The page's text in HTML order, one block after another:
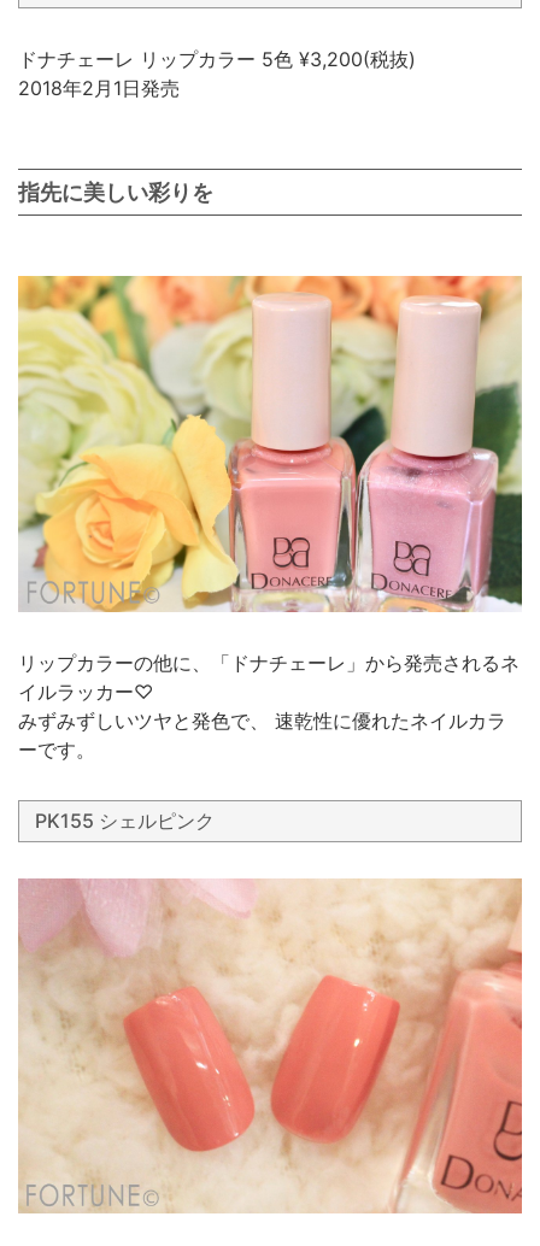
ドナチェーレ リップカラー 5色 ¥3,200(税抜)
2018年2月1日発売
指先に美しい彩りを
リップカラーの他に、「ドナチェーレ」から発売されるネ
イルラッカー♡
みずみずしいツヤと発色で、 速乾性に優れたネイルカラ
ーです。
PK155 シェルピンク